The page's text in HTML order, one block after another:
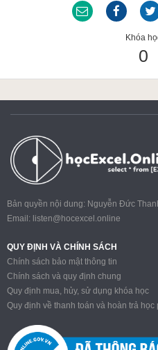
Google Sheet
MOS
Power BI
Khóa
0
Bản quyền nội dung: Nguyễn Đức
Email: listen@hocexcel.online
QUY ĐỊNH VÀ CHÍNH SÁCH
Chính sách bảo mật thông tin
Chính sách và quy định chung
Quy định mua, hủy, sử dụng khóa học
Quy định về thanh toán và hoàn trả học